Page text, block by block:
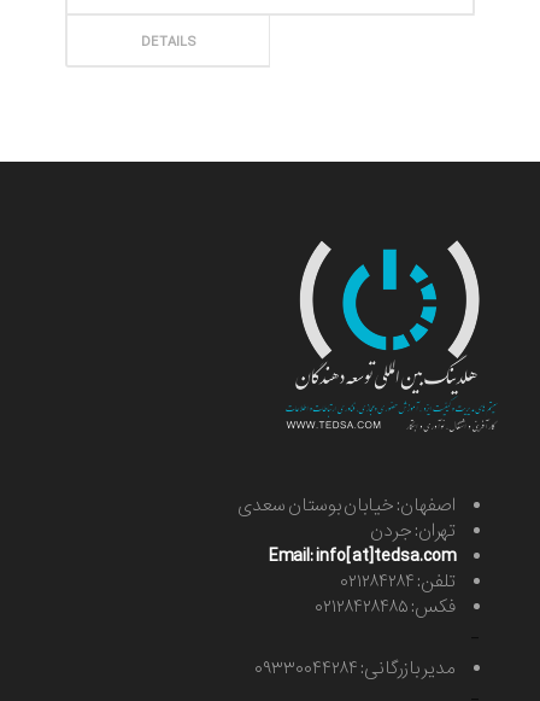
DETAILS
اصفهان: خیابان بوستان سعدی
تهران: جردن
Email: info[at]tedsa.com
تلفن: ۰۲۱۲۸۴۲۸۴
فکس: ۰۲۱۲۸۴۲۸۴۸۵
مدیر بازرگانی: ۰۹۳۳۰۰۴۴۲۸۴